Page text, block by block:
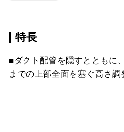
特長
■ダクト配管を隠すとともに
までの上部全面を塞ぐ高さ調